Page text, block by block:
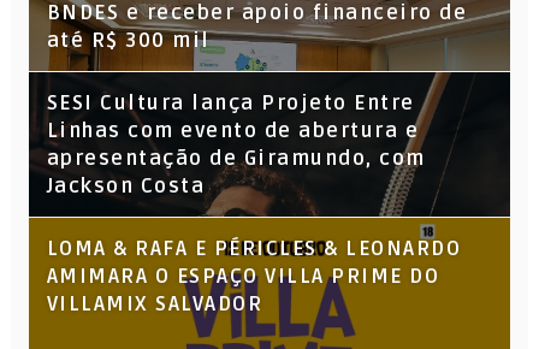
BNDES e receber apoio financeiro de
até R$ 300 mil
SESI Cultura lança Projeto Entre
Linhas com evento de abertura e
apresentação de Giramundo, com
Jackson Costa
LOMA & RAFA E PÉRICLES & LEONARDO
AMIMARA O ESPAÇO VILLA PRIME DO
VILLAMIX SALVADOR